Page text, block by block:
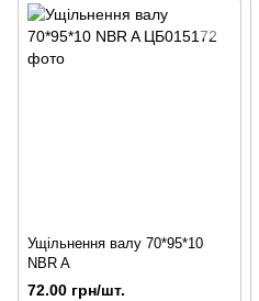
Ущільнення валу 70*95*10
NBR A
72.00 грн/шт.